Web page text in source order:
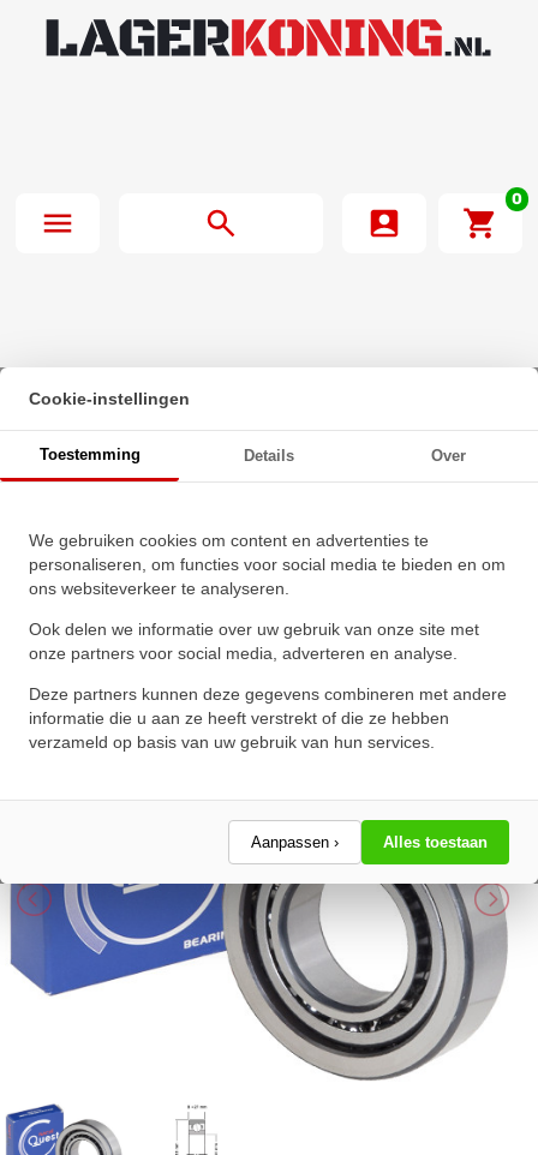
0
Beginpagina·
Nachi Hoekcontactlager Eenrijig 7310 B (50x110x27mm)
Cookie-instellingen
Toestemming Details Over
We gebruiken cookies om content en advertenties te
personaliseren, om functies voor social media te bieden en om
ons websiteverkeer te analyseren.
Ook delen we informatie over uw gebruik van onze site met
onze partners voor social media, adverteren en analyse.
Deze partners kunnen deze gegevens combineren met andere
informatie die u aan ze heeft verstrekt of die ze hebben
verzameld op basis van uw gebruik van hun services.
Aanpassen › Alles toestaan
Nachi Hoekcontactlager Eenrijig
7310 B (50x110x27mm)
★★★★★
★★★★★
Schrijf een review!